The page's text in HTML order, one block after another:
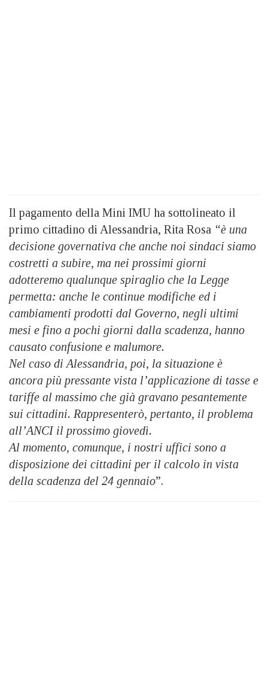
Il pagamento della Mini IMU ha sottolineato il
primo cittadino di Alessandria, Rita Rosa “è una
decisione governativa che anche noi sindaci siamo
costretti a subire, ma nei prossimi giorni
adotteremo qualunque spiraglio che la Legge
permetta: anche le continue modifiche ed i
cambiamenti prodotti dal Governo, negli ultimi
mesi e fino a pochi giorni dalla scadenza, hanno
causato confusione e malumore.
Nel caso di Alessandria, poi, la situazione è
ancora più pressante vista l’applicazione di tasse e
tariffe al massimo che già gravano pesantemente
sui cittadini. Rappresenterò, pertanto, il problema
all’ANCI il prossimo giovedì.
Al momento, comunque, i nostri uffici sono a
disposizione dei cittadini per il calcolo in vista
della scadenza del 24 gennaio”.